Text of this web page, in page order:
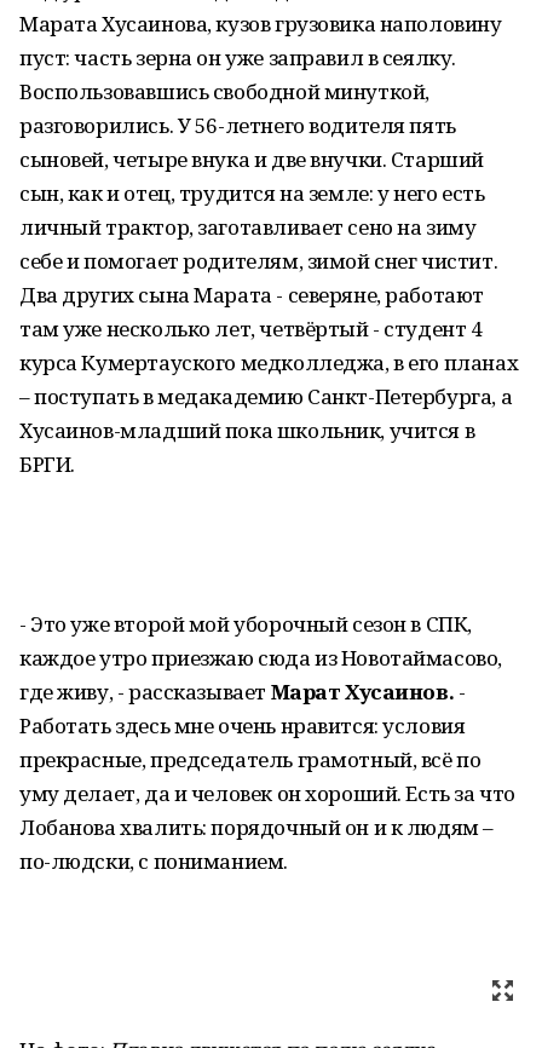
Марата Хусаинова, кузов грузовика наполовину
пуст: часть зерна он уже заправил в сеялку.
Воспользовавшись свободной минуткой,
разговорились. У 56-летнего водителя пять
сыновей, четыре внука и две внучки. Старший
сын, как и отец, трудится на земле: у него есть
личный трактор, заготавливает сено на зиму
себе и помогает родителям, зимой снег чистит.
Два других сына Марата - северяне, работают
там уже несколько лет, четвёртый - студент 4
курса Кумертауского медколледжа, в его планах
– поступать в медакадемию Санкт-Петербурга, а
Хусаинов-младший пока школьник, учится в
БРГИ.
- Это уже второй мой уборочный сезон в СПК,
каждое утро приезжаю сюда из Новотаймасово,
где живу, - рассказывает Марат Хусаинов. -
Работать здесь мне очень нравится: условия
прекрасные, председатель грамотный, всё по
уму делает, да и человек он хороший. Есть за что
Лобанова хвалить: порядочный он и к людям –
по-людски, с пониманием.